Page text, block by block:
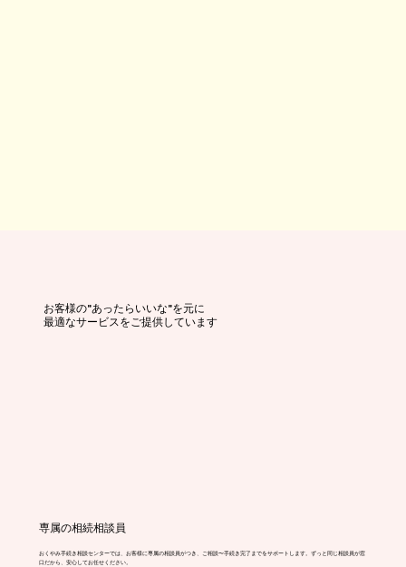
お客様の"あったらいいな"を元に
最適なサービスをご提供しています
専属の相続相談員
おくやみ手続き相談センターでは、お客様に専属の相談員がつき、ご相談〜手続き完了までをサポートします。ずっと同じ相談員が窓
口だから、安心してお任せください。